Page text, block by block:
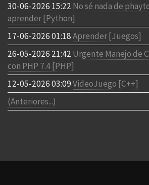
30-06-2026 15:22 No sé nada de
aprender [Python]
17-06-2026 01:18Aprender [Juegos]
26-05-2026 21:42 Urgente Manejo de
con PHP 7.4 [PHP]
12-05-2026 03:09VideoJuego [C++]
(Anteriores...)